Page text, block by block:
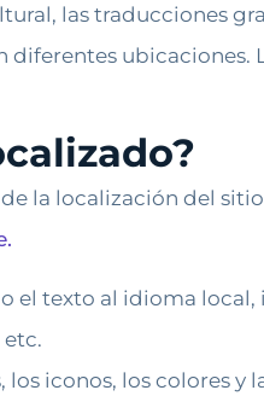
las traducciones
la localización del
el texto al idioma
iconos, los colores y